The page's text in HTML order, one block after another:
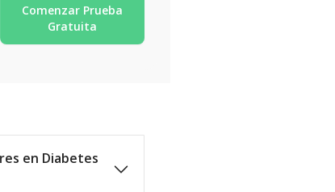
Comenzar Prueba
Gratuita
en Diabetes